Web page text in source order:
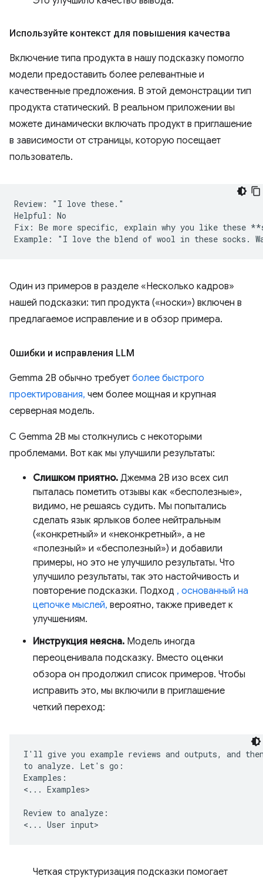
Используйте контекст для повышения качества
Включение типа продукта в нашу подсказку помогло
модели предоставить более релевантные и
качественные предложения. В этой демонстрации тип
продукта статический. В реальном приложении вы
можете динамически включать продукт в приглашение
в зависимости от страницы, которую посещает
пользователь.
Review: "I love these."
Helpful: No
Fix: Be more specific, explain why you like these
Один из примеров в разделе «Несколько кадров»
нашей подсказки: тип продукта («носки») включен в
предлагаемое исправление и в обзор примера.
Ошибки и исправления LLM
Gemma 2B обычно требует более быстрого
проектирования, чем более мощная и крупная
серверная модель.
С Gemma 2B мы столкнулись с некоторыми
проблемами. Вот как мы улучшили результаты:
Слишком приятно. Джемма 2B изо всех сил
пыталась пометить отзывы как «бесполезные»,
видимо, не решаясь судить. Мы попытались
сделать язык ярлыков более нейтральным
(«конкретный» и «неконкретный», а не
«полезный» и «бесполезный») и добавили
примеры, но это не улучшило результаты. Что
улучшило результаты, так это настойчивость и
повторение подсказки. Подход , основанный на
цепочке мыслей, вероятно, также приведет к
улучшениям.
Инструкция неясна. Модель иногда
переоценивала подсказку. Вместо оценки
обзора он продолжил список примеров. Чтобы
исправить это, мы включили в приглашение
четкий переход:
I'll give you example reviews and outputs, and
to analyze. Let's go:
Examples:
<... Examples>
Review to analyze:
Четкая структуризация подсказки помогает